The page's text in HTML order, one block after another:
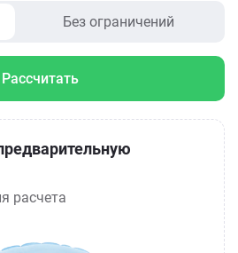
Без ограничений
Рассчитать
расчета